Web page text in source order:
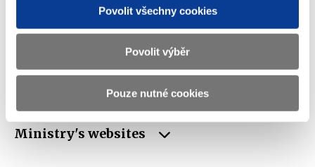
Povolit všechny cookies
Povolit výběr
Pouze nutné cookies
00006947
Data box
xzeaauv
Ministry's websites